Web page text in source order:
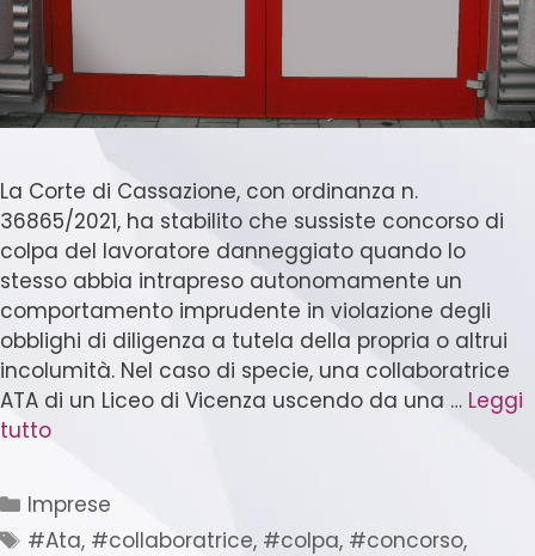
La Corte di Cassazione, con ordinanza n.
36865/2021, ha stabilito che sussiste concorso di
colpa del lavoratore danneggiato quando lo
stesso abbia intrapreso autonomamente un
comportamento imprudente in violazione degli
obblighi di diligenza a tutela della propria o altrui
incolumità. Nel caso di specie, una collaboratrice
ATA di un Liceo di Vicenza uscendo da una … Leggi
tutto
Imprese
#Ata, #collaboratrice, #colpa, #concorso,